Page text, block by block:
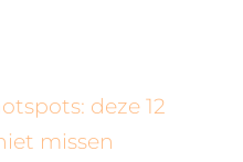
deze 12
missen